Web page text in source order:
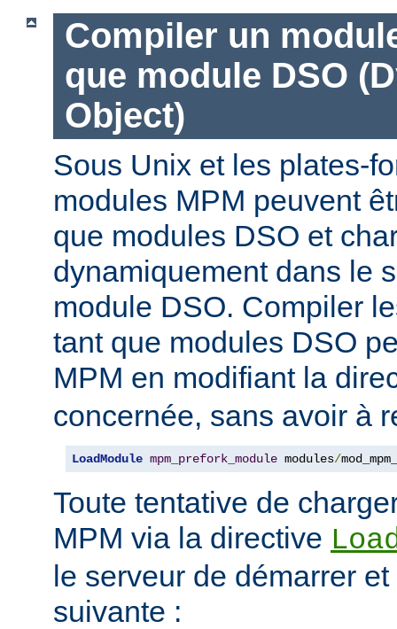
Compiler un
que module DSO
Object)
Sous Unix et les plates-
modules MPM peuvent
que modules DSO et
dynamiquement dans le
module DSO. Compiler
tant que modules DSO
MPM en modifiant la
concernée, sans avoir à
LoadModule mpm_prefork_module modules/
Toute tentative de
MPM via la directive
le serveur de démarrer
suivante :